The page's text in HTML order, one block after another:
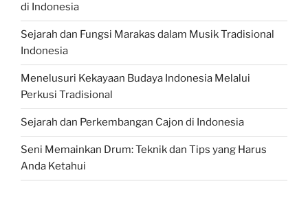
di Indonesia
Sejarah dan Fungsi Marakas dalam Musik Tradisional
Indonesia
Menelusuri Kekayaan Budaya Indonesia Melalui
Perkusi Tradisional
Sejarah dan Perkembangan Cajon di Indonesia
Seni Memainkan Drum: Teknik dan Tips yang Harus
Anda Ketahui